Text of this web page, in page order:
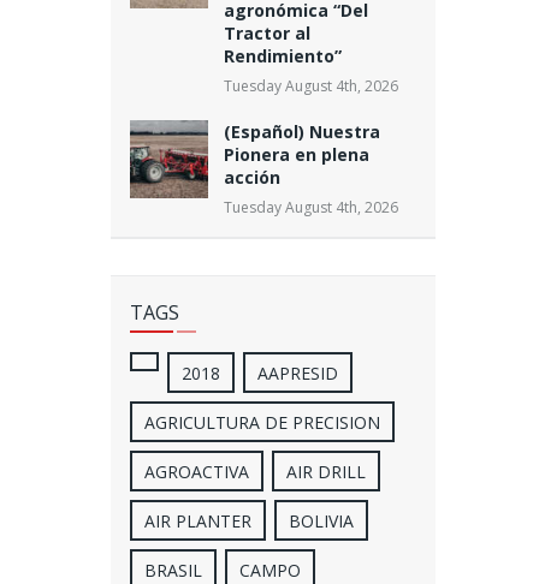
agronómica “Del
Tractor al
Rendimiento”
Tuesday August 4th, 2026
(Español) Nuestra
Pionera en plena
acción
Tuesday August 4th, 2026
TAGS
2018 AAPRESID
AGRICULTURA DE PRECISION
AGROACTIVA AIR DRILL
AIR PLANTER BOLIVIA
BRASIL CAMPO